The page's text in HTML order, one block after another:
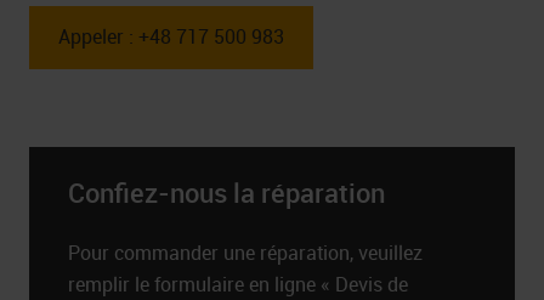
Appeler : +48 717 500 983
Confiez-nous la réparation
Pour commander une réparation, veuillez
remplir le formulaire en ligne « Devis de